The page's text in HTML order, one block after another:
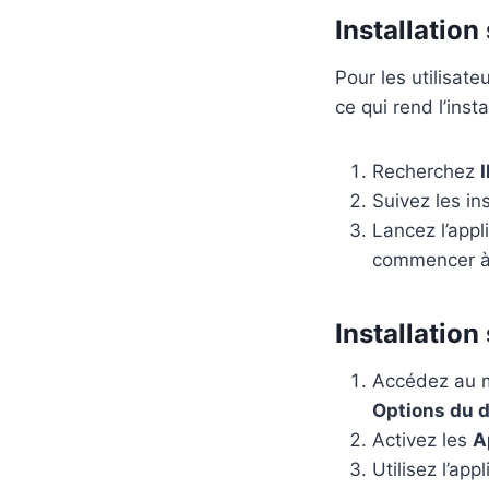
Installation
Pour les
ce qui rend
Recherchez
Suivez les
Lancez
commencer
Installation
Accédez au
Options du
Activez les
Utilisez